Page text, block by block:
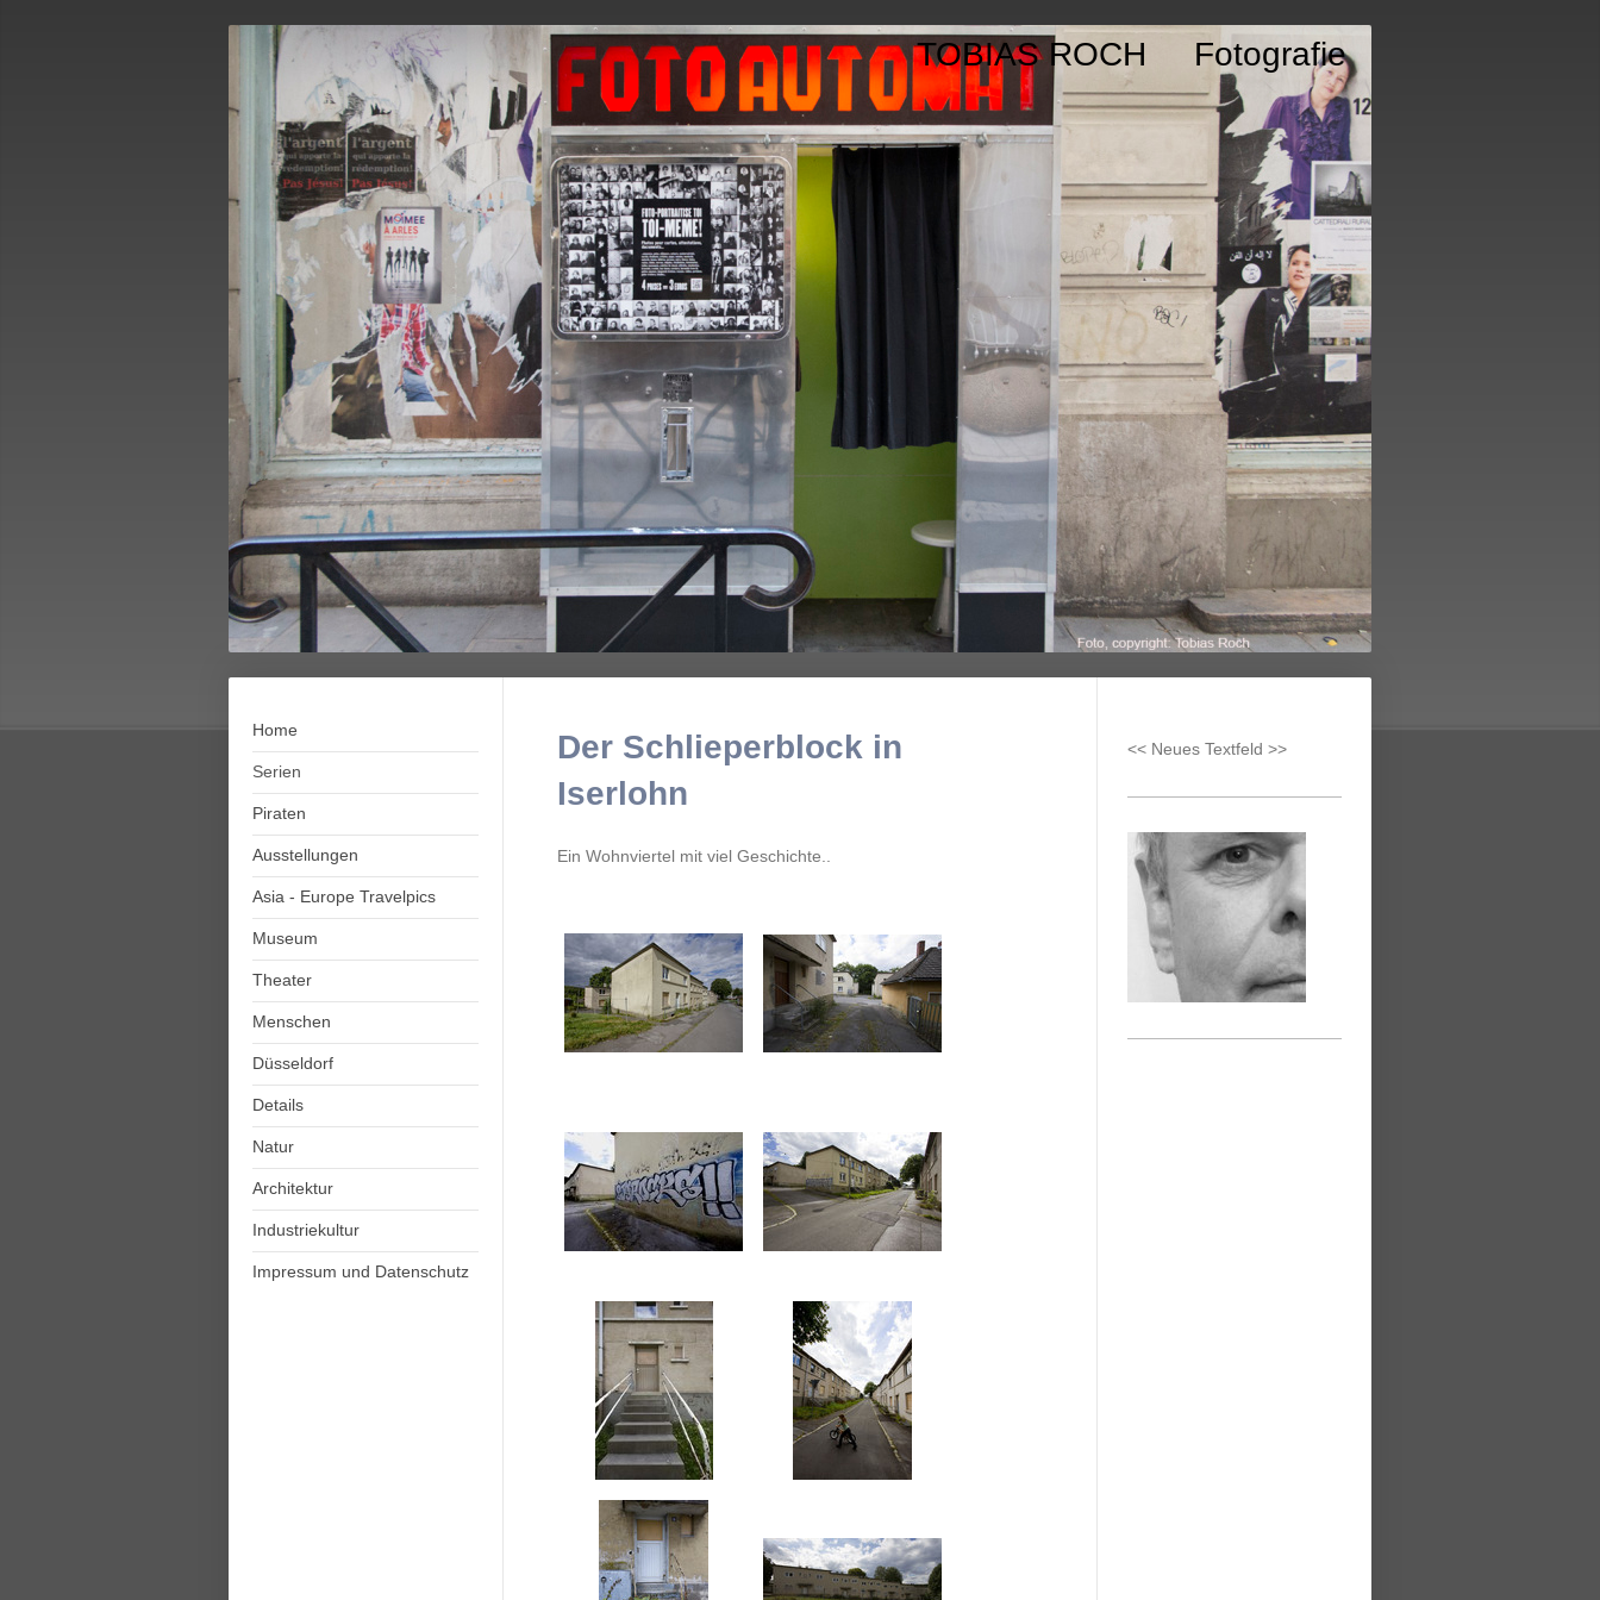
TOBIAS ROCH Fotografie
Home
Serien
Piraten
Ausstellungen
Asia - Europe Travelpics
Museum
Theater
Menschen
Düsseldorf
Details
Natur
Architektur
Industriekultur
Impressum und Datenschutz
Der Schlieperblock in
Iserlohn
Ein Wohnviertel mit viel Geschichte..
<< Neues Textfeld >>